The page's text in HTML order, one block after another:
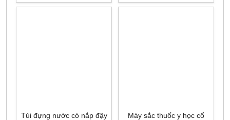
Túi đựng nước có nắp đậy
Máy sắc thuốc y học cổ